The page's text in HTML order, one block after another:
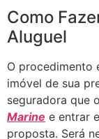
Como
Aluguel
O procedimento
imóvel de sua
seguradora que
Marine e entrar
proposta. Será